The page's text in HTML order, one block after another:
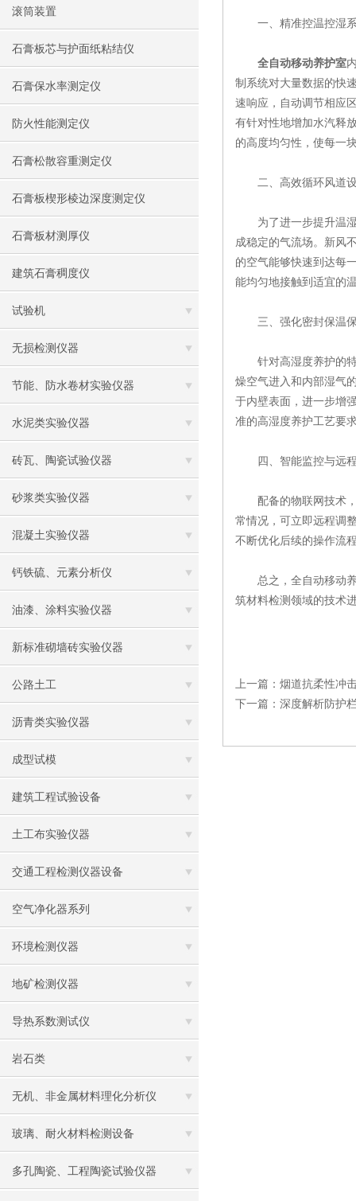
滚筒装置
石膏板芯与护面纸粘结仪
石膏保水率测定仪
防火性能测定仪
石膏松散容重测定仪
石膏板楔形棱边深度测定仪
石膏板材测厚仪
建筑石膏稠度仪
试验机
无损检测仪器
节能、防水卷材实验仪器
水泥类实验仪器
砖瓦、陶瓷试验仪器
砂浆类实验仪器
混凝土实验仪器
钙铁硫、元素分析仪
油漆、涂料实验仪器
新标准砌墙砖实验仪器
公路土工
沥青类实验仪器
成型试模
建筑工程试验设备
土工布实验仪器
交通工程检测仪器设备
空气净化器系列
环境检测仪器
地矿检测仪器
导热系数测试仪
岩石类
无机、非金属材料理化分析仪
玻璃、耐火材料检测设备
多孔陶瓷、工程陶瓷试验仪器
一、精准控温控湿
全自动移动养护室
制系统对大量数据的快
速响应，自动调节相应
有针对性地增加水汽释
的高度均匀性，使每一
二、高效循环风道
为了进一步提升温湿
成稳定的气流场。新风
的空气能够快速到达每
能均匀地接触到适宜的
三、强化密封保温
针对高湿度养护的特
燥空气进入和内部湿气
于内壁表面，进一步增
准的高湿度养护工艺要
四、智能监控与远
配备的物联网技术，
常情况，可立即远程调
不断优化后续的操作流
总之，全自动移动养
筑材料检测领域的技术
上一篇： 烟道抗柔性冲
下一篇： 深度解析防护